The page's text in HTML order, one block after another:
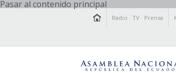
Pasar al contenido principal
Radio ·TV · Prensa